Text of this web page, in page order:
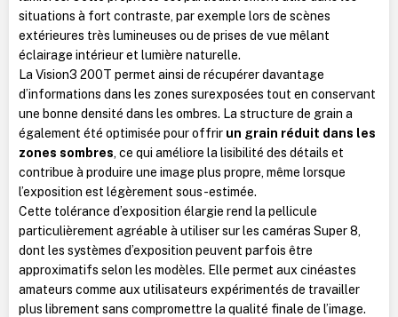
situations à fort contraste, par exemple lors de scènes
extérieures très lumineuses ou de prises de vue mêlant
éclairage intérieur et lumière naturelle.
La Vision3 200T permet ainsi de récupérer davantage
d’informations dans les zones surexposées tout en conservant
une bonne densité dans les ombres. La structure de grain a
également été optimisée pour offrir un grain réduit dans les
zones sombres, ce qui améliore la lisibilité des détails et
contribue à produire une image plus propre, même lorsque
l’exposition est légèrement sous-estimée.
Cette tolérance d’exposition élargie rend la pellicule
particulièrement agréable à utiliser sur les caméras Super 8,
dont les systèmes d’exposition peuvent parfois être
approximatifs selon les modèles. Elle permet aux cinéastes
amateurs comme aux utilisateurs expérimentés de travailler
plus librement sans compromettre la qualité finale de l’image.